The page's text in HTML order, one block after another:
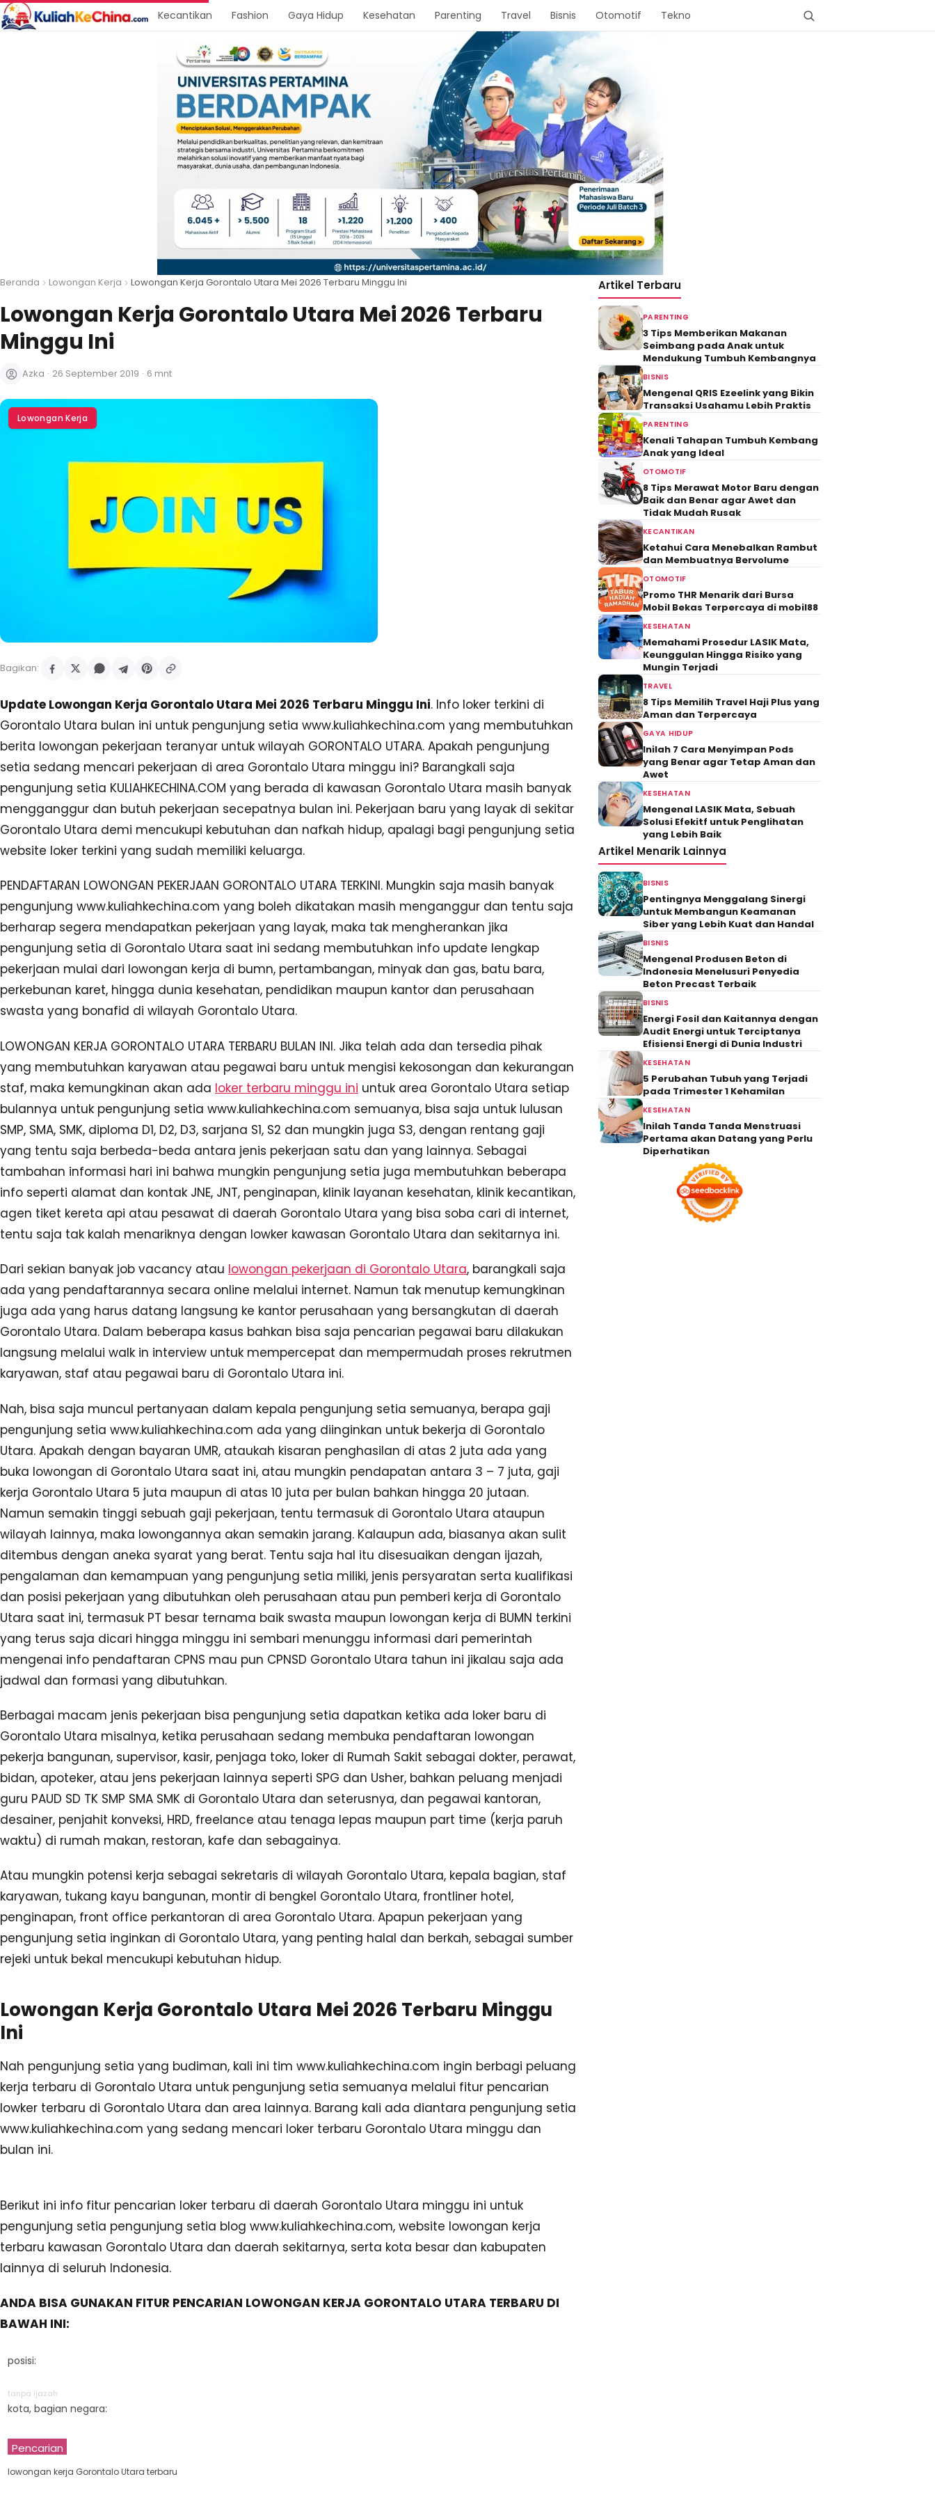
Kecantikan Fashion Gaya Hidup Kesehatan Parenting Travel Bisnis Otomotif Tekno
Beranda Lowongan Kerja Lowongan Kerja Gorontalo Utara Mei 2026 Terbaru Minggu Ini
Lowongan Kerja Gorontalo Utara Mei 2026 Terbaru
Minggu Ini
Azka · 26 September 2019 · 6 mnt
Lowongan Kerja
Bagikan:
Update Lowongan Kerja Gorontalo Utara Mei 2026 Terbaru Minggu Ini. Info loker terkini di
Gorontalo Utara bulan ini untuk pengunjung setia www.kuliahkechina.com yang membutuhkan
berita lowongan pekerjaan teranyar untuk wilayah GORONTALO UTARA. Apakah pengunjung
setia sedang mencari pekerjaan di area Gorontalo Utara minggu ini? Barangkali saja
pengunjung setia KULIAHKECHINA.COM yang berada di kawasan Gorontalo Utara masih banyak
mengganggur dan butuh pekerjaan secepatnya bulan ini. Pekerjaan baru yang layak di sekitar
Gorontalo Utara demi mencukupi kebutuhan dan nafkah hidup, apalagi bagi pengunjung setia
website loker terkini yang sudah memiliki keluarga.
PENDAFTARAN LOWONGAN PEKERJAAN GORONTALO UTARA TERKINI. Mungkin saja masih banyak
pengunjung www.kuliahkechina.com yang boleh dikatakan masih menganggur dan tentu saja
berharap segera mendapatkan pekerjaan yang layak, maka tak mengherankan jika
pengunjung setia di Gorontalo Utara saat ini sedang membutuhkan info update lengkap
pekerjaan mulai dari lowongan kerja di bumn, pertambangan, minyak dan gas, batu bara,
perkebunan karet, hingga dunia kesehatan, pendidikan maupun kantor dan perusahaan
swasta yang bonafid di wilayah Gorontalo Utara.
LOWONGAN KERJA GORONTALO UTARA TERBARU BULAN INI. Jika telah ada dan tersedia pihak
yang membutuhkan karyawan atau pegawai baru untuk mengisi kekosongan dan kekurangan
staf, maka kemungkinan akan ada loker terbaru minggu ini untuk area Gorontalo Utara setiap
bulannya untuk pengunjung setia www.kuliahkechina.com semuanya, bisa saja untuk lulusan
SMP, SMA, SMK, diploma D1, D2, D3, sarjana S1, S2 dan mungkin juga S3, dengan rentang gaji
yang tentu saja berbeda-beda antara jenis pekerjaan satu dan yang lainnya. Sebagai
tambahan informasi hari ini bahwa mungkin pengunjung setia juga membutuhkan beberapa
info seperti alamat dan kontak JNE, JNT, penginapan, klinik layanan kesehatan, klinik kecantikan,
agen tiket kereta api atau pesawat di daerah Gorontalo Utara yang bisa soba cari di internet,
tentu saja tak kalah menariknya dengan lowker kawasan Gorontalo Utara dan sekitarnya ini.
Dari sekian banyak job vacancy atau lowongan pekerjaan di Gorontalo Utara, barangkali saja
ada yang pendaftarannya secara online melalui internet. Namun tak menutup kemungkinan
juga ada yang harus datang langsung ke kantor perusahaan yang bersangkutan di daerah
Gorontalo Utara. Dalam beberapa kasus bahkan bisa saja pencarian pegawai baru dilakukan
langsung melalui walk in interview untuk mempercepat dan mempermudah proses rekrutmen
karyawan, staf atau pegawai baru di Gorontalo Utara ini.
Nah, bisa saja muncul pertanyaan dalam kepala pengunjung setia semuanya, berapa gaji
pengunjung setia www.kuliahkechina.com ada yang diinginkan untuk bekerja di Gorontalo
Utara. Apakah dengan bayaran UMR, ataukah kisaran penghasilan di atas 2 juta ada yang
buka lowongan di Gorontalo Utara saat ini, atau mungkin pendapatan antara 3 – 7 juta, gaji
kerja Gorontalo Utara 5 juta maupun di atas 10 juta per bulan bahkan hingga 20 jutaan.
Namun semakin tinggi sebuah gaji pekerjaan, tentu termasuk di Gorontalo Utara ataupun
wilayah lainnya, maka lowongannya akan semakin jarang. Kalaupun ada, biasanya akan sulit
ditembus dengan aneka syarat yang berat. Tentu saja hal itu disesuaikan dengan ijazah,
pengalaman dan kemampuan yang pengunjung setia miliki, jenis persyaratan serta kualifikasi
dan posisi pekerjaan yang dibutuhkan oleh perusahaan atau pun pemberi kerja di Gorontalo
Utara saat ini, termasuk PT besar ternama baik swasta maupun lowongan kerja di BUMN terkini
yang terus saja dicari hingga minggu ini sembari menunggu informasi dari pemerintah
mengenai info pendaftaran CPNS mau pun CPNSD Gorontalo Utara tahun ini jikalau saja ada
jadwal dan formasi yang dibutuhkan.
Berbagai macam jenis pekerjaan bisa pengunjung setia dapatkan ketika ada loker baru di
Gorontalo Utara misalnya, ketika perusahaan sedang membuka pendaftaran lowongan
pekerja bangunan, supervisor, kasir, penjaga toko, loker di Rumah Sakit sebagai dokter, perawat,
bidan, apoteker, atau jens pekerjaan lainnya seperti SPG dan Usher, bahkan peluang menjadi
guru PAUD SD TK SMP SMA SMK di Gorontalo Utara dan seterusnya, dan pegawai kantoran,
desainer, penjahit konveksi, HRD, freelance atau tenaga lepas maupun part time (kerja paruh
waktu) di rumah makan, restoran, kafe dan sebagainya.
Atau mungkin potensi kerja sebagai sekretaris di wilayah Gorontalo Utara, kepala bagian, staf
karyawan, tukang kayu bangunan, montir di bengkel Gorontalo Utara, frontliner hotel,
penginapan, front office perkantoran di area Gorontalo Utara. Apapun pekerjaan yang
pengunjung setia inginkan di Gorontalo Utara, yang penting halal dan berkah, sebagai sumber
rejeki untuk bekal mencukupi kebutuhan hidup.
Lowongan Kerja Gorontalo Utara Mei 2026 Terbaru Minggu
Ini
Nah pengunjung setia yang budiman, kali ini tim www.kuliahkechina.com ingin berbagi peluang
kerja terbaru di Gorontalo Utara untuk pengunjung setia semuanya melalui fitur pencarian
lowker terbaru di Gorontalo Utara dan area lainnya. Barang kali ada diantara pengunjung setia
www.kuliahkechina.com yang sedang mencari loker terbaru Gorontalo Utara minggu dan
bulan ini.
Berikut ini info fitur pencarian loker terbaru di daerah Gorontalo Utara minggu ini untuk
pengunjung setia pengunjung setia blog www.kuliahkechina.com, website lowongan kerja
terbaru kawasan Gorontalo Utara dan daerah sekitarnya, serta kota besar dan kabupaten
lainnya di seluruh Indonesia.
ANDA BISA GUNAKAN FITUR PENCARIAN LOWONGAN KERJA GORONTALO UTARA TERBARU DI
BAWAH INI:
posisi:
tanpa ijazah
kota, bagian negara:
Pencarian
lowongan kerja Gorontalo Utara terbaru
Artikel Terbaru
PARENTING
3 Tips Memberikan Makanan
Seimbang pada Anak untuk
Mendukung Tumbuh Kembangnya
BISNIS
Mengenal QRIS Ezeelink yang Bikin
Transaksi Usahamu Lebih Praktis
PARENTING
Kenali Tahapan Tumbuh Kembang
Anak yang Ideal
OTOMOTIF
8 Tips Merawat Motor Baru dengan
Baik dan Benar agar Awet dan
Tidak Mudah Rusak
KECANTIKAN
Ketahui Cara Menebalkan Rambut
dan Membuatnya Bervolume
OTOMOTIF
Promo THR Menarik dari Bursa
Mobil Bekas Terpercaya di mobil88
KESEHATAN
Memahami Prosedur LASIK Mata,
Keunggulan Hingga Risiko yang
Mungin Terjadi
TRAVEL
8 Tips Memilih Travel Haji Plus yang
Aman dan Terpercaya
GAYA HIDUP
Inilah 7 Cara Menyimpan Pods
yang Benar agar Tetap Aman dan
Awet
KESEHATAN
Mengenal LASIK Mata, Sebuah
Solusi Efekitf untuk Penglihatan
yang Lebih Baik
Artikel Menarik Lainnya
BISNIS
Pentingnya Menggalang Sinergi
untuk Membangun Keamanan
Siber yang Lebih Kuat dan Handal
BISNIS
Mengenal Produsen Beton di
Indonesia Menelusuri Penyedia
Beton Precast Terbaik
BISNIS
Energi Fosil dan Kaitannya dengan
Audit Energi untuk Terciptanya
Efisiensi Energi di Dunia Industri
KESEHATAN
5 Perubahan Tubuh yang Terjadi
pada Trimester 1 Kehamilan
KESEHATAN
Inilah Tanda Tanda Menstruasi
Pertama akan Datang yang Perlu
Diperhatikan